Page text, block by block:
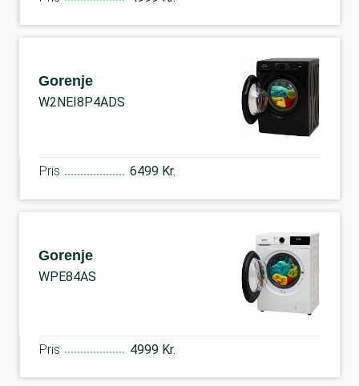
Gorenje
W2NEI8P4ADS
Pris 6499 Kr.
Gorenje
WPE84AS
Pris 4999 Kr.